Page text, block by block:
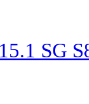
SG